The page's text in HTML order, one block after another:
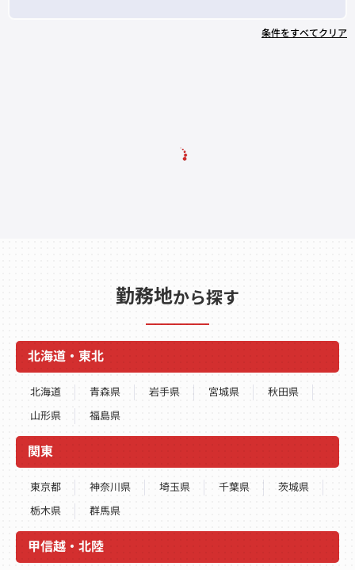
条件をすべてクリア
勤務地から探す
北海道・東北
北海道 青森県 岩手県 宮城県
秋田県
山形県
福島県
関東
東京都 神奈川県 埼玉県 千葉県
茨城県
栃木県
群馬県
甲信越・北陸